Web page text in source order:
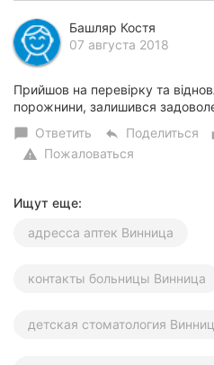
Башляр Костя
07 августа 2018
Прийшов на перевірку та
порожнини, залишився
chat_bubble Ответить reply Поделиться
warning Пожаловаться
Ищут еще:
адресса аптек Винница
контакты больницы Винница
детская стоматология